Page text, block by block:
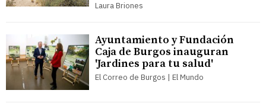
Laura Briones
Ayuntamiento y Fundación
Caja de Burgos inauguran
'Jardines para tu salud'
El Correo de Burgos | El Mundo